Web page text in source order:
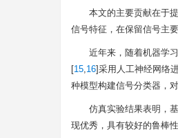
本文的主要贡献在于
信号特征，在保留信号主
近年来，随着机器学
[15,16]采用人工神经网络
种模型构建信号分类器，
仿真实验结果表明，
现优秀，具有较好的鲁棒性